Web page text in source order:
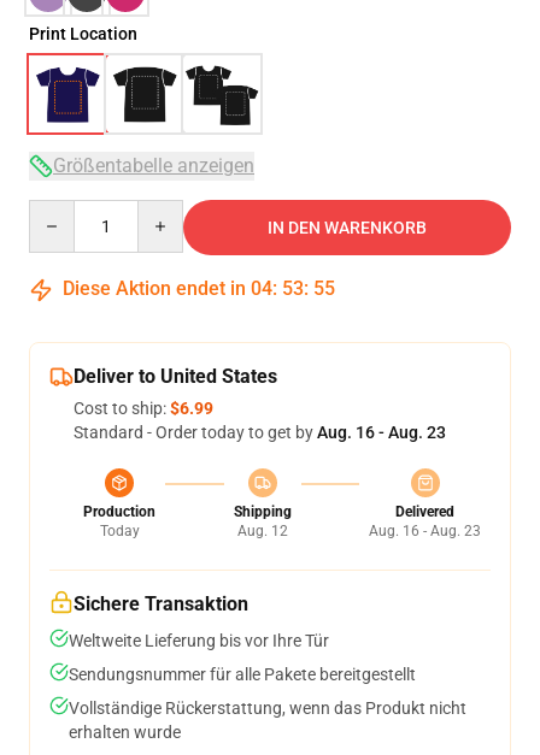
Print Location
Größentabelle anzeigen
IN DEN WARENKORB
Diese Aktion endet in 04: 53: 54
Deliver to United States
Cost to ship:$6.99
Standard - Order today to get byAug. 16 - Aug. 23
Production
Today
Shipping
Aug. 12
Delivered
Aug. 16 - Aug. 23
Sichere Transaktion
Weltweite Lieferung bis vor Ihre Tür
Sendungsnummer für alle Pakete bereitgestellt
Vollständige Rückerstattung, wenn das Produkt nicht
erhalten wurde